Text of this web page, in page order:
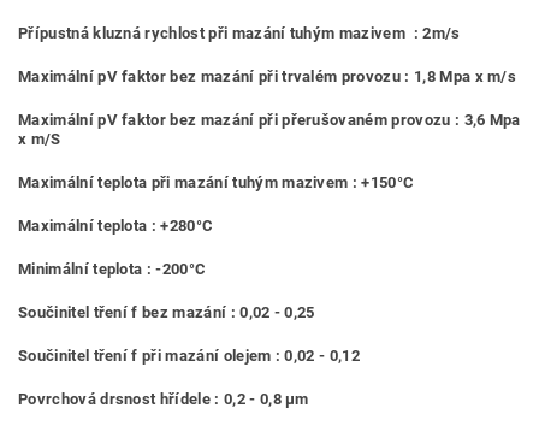
Přípustná kluzná rychlost při mazání tuhým mazivem : 2m/s
Maximální pV faktor bez mazání při trvalém provozu : 1,8 Mpa x m/s
Maximální pV faktor bez mazání při přerušovaném provozu : 3,6 Mpa
x m/S
Maximální teplota při mazání tuhým mazivem : +150°C
Maximální teplota : +280°C
Minimální teplota : -200°C
Součinitel tření f bez mazání : 0,02 - 0,25
Součinitel tření f při mazání olejem : 0,02 - 0,12
Povrchová drsnost hřídele : 0,2 - 0,8 μm